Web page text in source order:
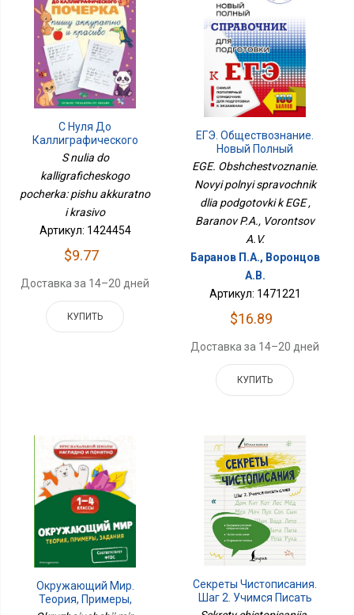
С Нуля До
Каллиграфического
Почерка: Пишу
S nulia do
kalligraficheskogo
pocherka: pishu akkuratno
i krasivo
Артикул: 1424454
$9.77
Доставка за 14–20 дней
КУПИТЬ
ЕГЭ. Обществознание.
Новый Полный
Справочник Для
EGE. Obshchestvoznanie.
Novyi polnyi spravochnik
dlia podgotovki k EGE ,
Baranov P.A., Vorontsov
A.V.
Баранов П.А., Воронцов
А.В.
Артикул: 1471221
$16.89
Доставка за 14–20 дней
КУПИТЬ
Окружающий Мир.
Теория, Примеры,
Секреты Чистописания.
Шаг 2. Учимся Писать
Слова